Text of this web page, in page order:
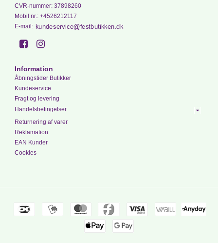
CVR-nummer: 37898260
Mobil nr.: +4526212117
E-mail :
Information
Åbningstider Butikker
Kundeservice
Fragt og levering
Handelsbetingelser
Returnering af varer
Reklamation
EAN Kunder
Cookies